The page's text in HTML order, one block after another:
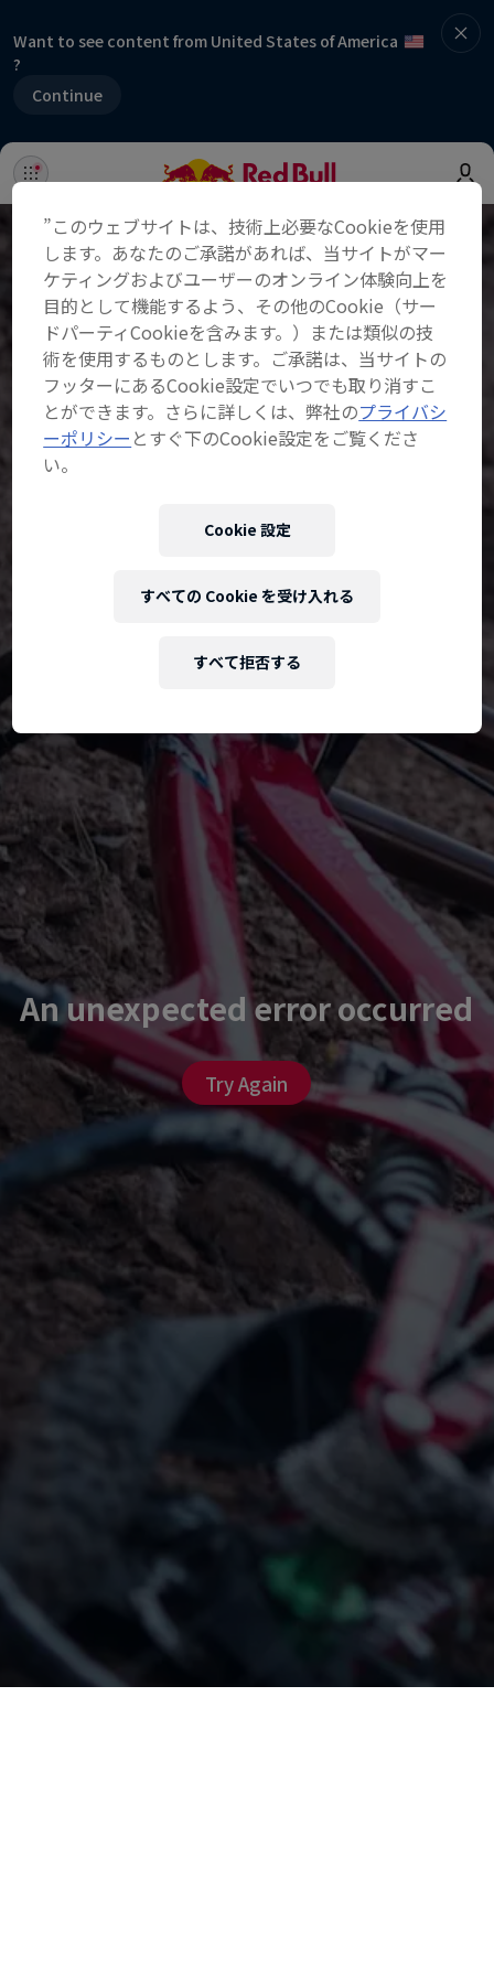
Want to see content from United States of America
?
Continue
An unexpected error occurred
Try Again
”このウェブサイトは、技術上必要なCookieを使用
します。あなたのご承諾があれば、当サイトがマー
ケティングおよびユーザーのオンライン体験向上を
目的として機能するよう、その他のCookie（サー
ドパーティCookieを含みます。）または類似の技
術を使用するものとします。ご承諾は、当サイトの
フッターにあるCookie設定でいつでも取り消すこ
とができます。さらに詳しくは、弊社のプライバシ
ーポリシー とすぐ下のCookie設定をご覧くださ
い。
Cookie 設定
すべて拒否する
すべての Cookie を受け入れる